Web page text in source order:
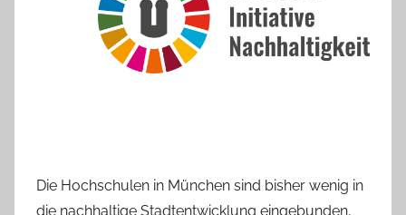
Die Hochschulen in München sind bisher wenig in
die nachhaltige Stadtentwicklung eingebunden,